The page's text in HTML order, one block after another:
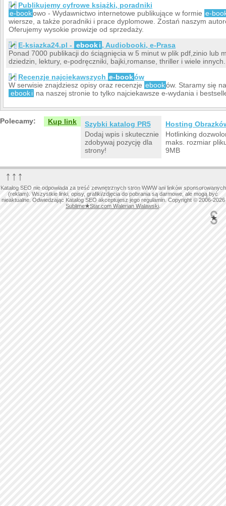
Publikujemy cyfrowe książki, poradniki
e-bookowo - Wydawnictwo internetowe publikujące w formie e-
wiersze, a także poradniki i prace dyplomowe. Zostań naszym
Oferujemy wysokie prowizje od sprzedaży.
E-ksiazka24.pl - ebooki , Audiobooki, e-Prasa
Ponad 7000 publikacji do ściągnięcia w 5 minut w plik pdf,zinio lub
dziedzin, lektury, e-podręczniki, bajki,romanse, thriller i wiele innych.
Recenzje najciekawszych e-booków
W serwisie znajdziesz opisy oraz recenzje ebooków. Staramy się
ebooki na naszej stronie to tylko najciekawsze e-wydania i
Polecamy: Kup link
Szybki katalog PR5
Dodaj wpis i skutecznie
zdobywaj pozycję dla
strony!
Hosting
Hotlinking
maks. rozmiar
9MB
↑↑↑
Katalog SEO nie odpowiada za treść zewnętrznych stron WWW ani linków sponsorowanych
(reklam). Wszystkie linki, opisy, grafiki/zdjęcia do pobrania są darmowe, ale mogą być
nieaktualne. Odwiedzając Katalog SEO akceptujesz jego regulamin. Copyright © 2006-2026
Sublime★Star.com Walerian Walawski